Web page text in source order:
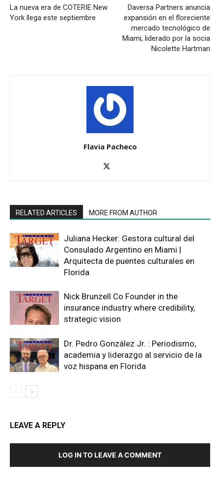
La nueva era de COTERIE New
York llega este septiembre
Daversa Partners anuncia
expansión en el floreciente
mercado tecnológico de
Miami, liderado por la socia
Nicolette Hartman
Flavia Pacheco
RELATED ARTICLES MORE FROM AUTHOR
Juliana Hecker: Gestora cultural del
Consulado Argentino en Miami |
Arquitecta de puentes culturales en
Florida
Nick Brunzell Co Founder in the
insurance industry where credibility,
strategic vision
Dr. Pedro González Jr. : Periodismo,
academia y liderazgo al servicio de la
voz hispana en Florida
LEAVE A REPLY
LOG IN TO LEAVE A COMMENT